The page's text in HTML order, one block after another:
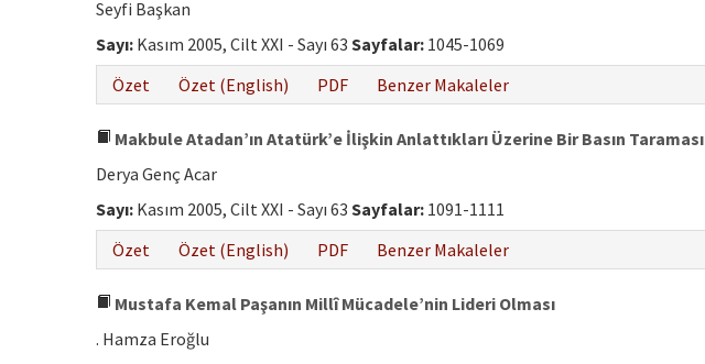
Seyfi Başkan
Sayı: Kasım 2005, Cilt XXI - Sayı 63 Sayfalar: 1045-1069
Özet
Özet (English) PDF Benzer Makaleler
Makbule Atadan’ın Atatürk’e İlişkin Anlattıkları Üzerine Bir Basın Taraması
Derya Genç Acar
Sayı: Kasım 2005, Cilt XXI - Sayı 63 Sayfalar: 1091-1111
Özet
Özet (English) PDF Benzer Makaleler
Mustafa Kemal Paşanın Millî Mücadele’nin Lideri Olması
. Hamza Eroğlu